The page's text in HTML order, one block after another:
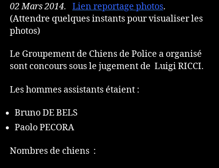
02 Mars 2014. Lien reportage photos.
(Attendre quelques instants pour visualiser les
photos)
Le Groupement de Chiens de Police a organisé
sont concours sous le jugement de Luigi RICCI.
Les hommes assistants étaient :
Bruno DE BELS
Paolo PECORA
Nombres de chiens :